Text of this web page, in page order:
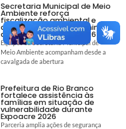
Secretaria Municipal de Meio
Ambiente reforça
fiscalização ambiental e
ações de bem-estar animal
durante a Expoacre 2026
Equipes da Secretaria Municipal de
Meio Ambiente acompanham desde a
cavalgada de abertura
Prefeitura de Rio Branco
fortalece assistência às
famílias em situação de
vulnerabilidade durante
Expoacre 2026
Parceria amplia ações de segurança